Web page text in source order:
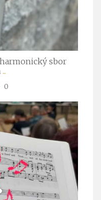
sbor
...
0